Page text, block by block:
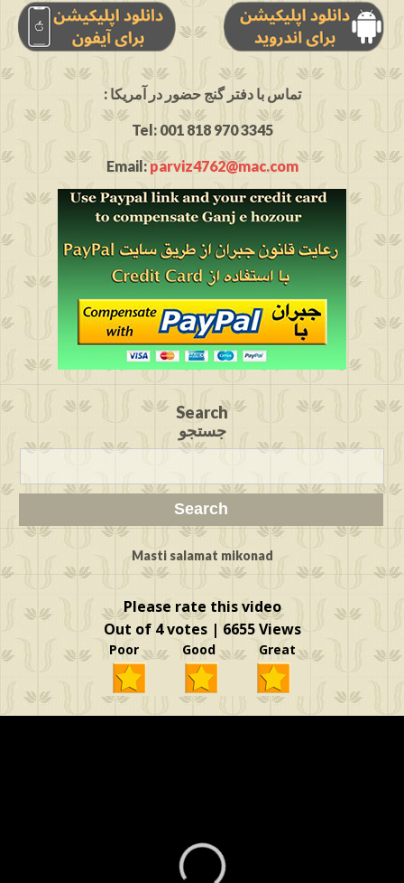
: تماس با دفتر گنج حضور در آمریکا
Tel: 001 818 970 3345
Email:parviz4762@mac.com
Search
جستجو
Masti salamat mikonad
Please rate this video
Out of 4 votes | 6655 Views
Poor Good Great